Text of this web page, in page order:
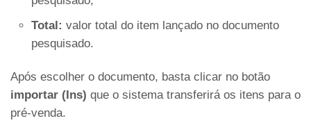
Total: valor total do item lançado no documento
pesquisado.
Após escolher o documento, basta clicar no botão
importar (Ins) que o sistema transferirá os itens para o
pré-venda.